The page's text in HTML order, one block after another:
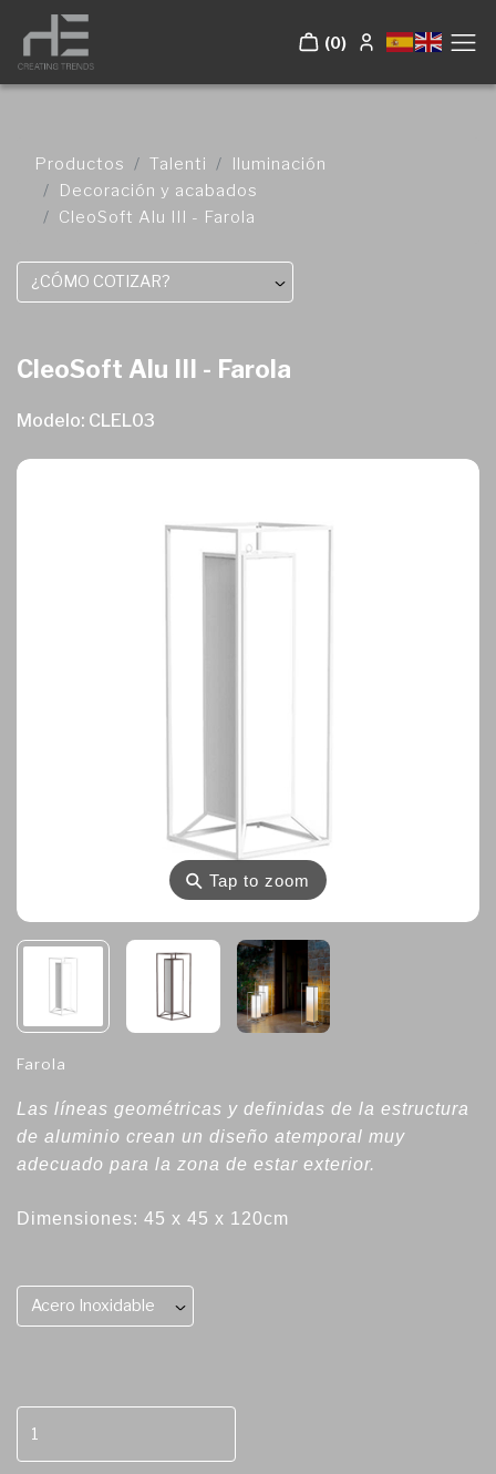
(0)
Productos Talenti
Iluminación
Decoración y acabados
CleoSoft Alu III - Farola
¿CÓMO COTIZAR?
CleoSoft Alu III - Farola
Modelo: CLEL03
⚲Tap to zoom
Farola
Las líneas geométricas y definidas de la estructura
de aluminio crean un diseño atemporal muy
adecuado para la zona de estar exterior.
Dimensiones: 45 x 45 x 120cm
Acero Inoxidable